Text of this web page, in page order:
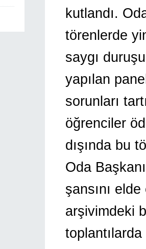
kutlandı.
törenlerde
saygı
yapılan
sorunları
öğrenciler
dışında bu
Oda
şansını
arşivimdeki